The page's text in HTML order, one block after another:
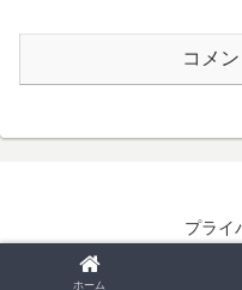
コメ
プライ
© 2021-
ホーム